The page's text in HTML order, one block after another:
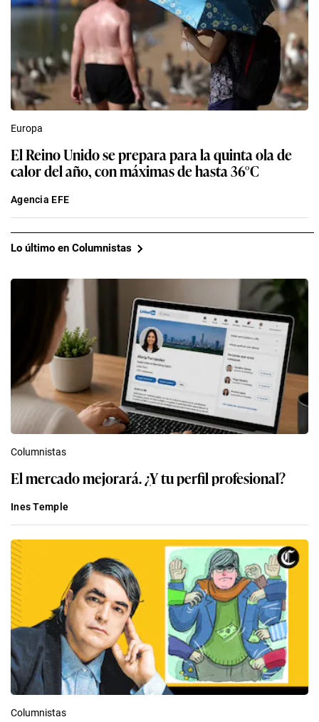
Europa
El Reino Unido se prepara para la quinta ola de
calor del año, con máximas de hasta 36°C
Agencia EFE
Lo último en Columnistas
Columnistas
El mercado mejorará. ¿Y tu perfil profesional?
Ines Temple
Columnistas